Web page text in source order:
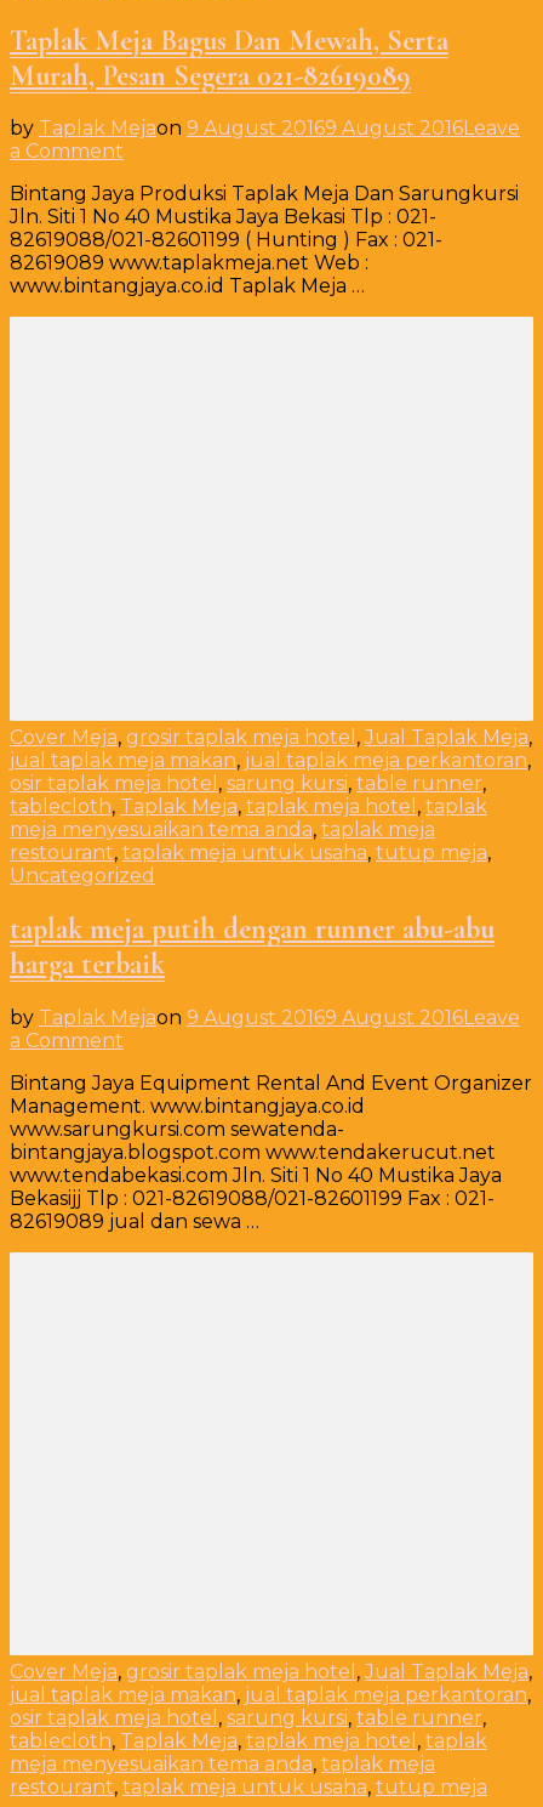
Taplak Meja Bagus Dan Mewah, Serta
Murah, Pesan Segera 021-82619089
by Taplak Mejaon 9 August 20169 August 2016Leave
a Comment
Meja
Bagus
Dan
Mewah,
Serta
Murah,
Bintang Jaya Produksi Taplak Meja Dan Sarungkursi
Jln. Siti 1 No 40 Mustika Jaya Bekasi Tlp : 021-
82619088/021-82601199 ( Hunting ) Fax : 021-
82619089 www.taplakmeja.net Web :
www.bintangjaya.co.id Taplak Meja …
Cover Meja, grosir taplak meja hotel ,Jual Taplak Meja,
jual taplak meja makan, jual taplak meja perkantoran,
osir taplak meja hotel , sarung kursi, table runner,
tablecloth, Taplak Meja, taplak meja hotel , taplak
meja menyesuaikan tema anda, taplak meja
restourant, taplak meja untuk usaha, tutup meja,
Uncategorized
taplak meja putih dengan runner abu-abu
harga terbaik
by Taplak Mejaon 9 August 20169 August 2016Leave
a Comment
meja
putih
dengan
runner
abu-
abu
harga
Bintang Jaya Equipment Rental And Event Organizer
Management. www.bintangjaya.co.id
www.sarungkursi.com sewatenda-
bintangjaya.blogspot.com www.tendakerucut.net
www.tendabekasi.com Jln. Siti 1 No 40 Mustika Jaya
Bekasijj Tlp : 021-82619088/021-82601199 Fax : 021-
82619089 jual dan sewa …
Cover Meja, grosir taplak meja hotel ,Jual Taplak Meja,
jual taplak meja makan, jual taplak meja perkantoran,
osir taplak meja hotel , sarung kursi, table runner,
tablecloth, Taplak Meja, taplak meja hotel , taplak
meja menyesuaikan tema anda, taplak meja
restourant, taplak meja untuk usaha, tutup meja